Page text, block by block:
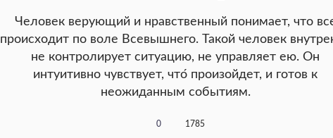
Человек верующий и нравственный понимает, что
происходит по воле Всевышнего. Такой человек
не контролирует ситуацию, не управляет ею. Он
интуитивно чувствует, что́ произойдет, и готов к
неожиданным событиям.
0 1785